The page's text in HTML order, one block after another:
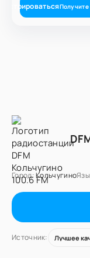
Получите
Город:Кольчугино
Источник: